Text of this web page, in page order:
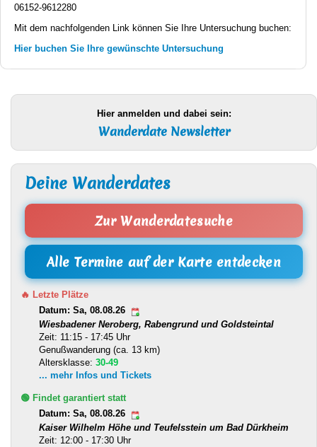
06152-9612280
Mit dem nachfolgenden Link können Sie Ihre Untersuchung buchen:
Hier buchen Sie Ihre gewünschte Untersuchung
Hier anmelden und dabei sein:
Wanderdate Newsletter
Deine Wanderdates
Zur Wanderdatesuche
Alle Termine auf der Karte entdecken
🔥 Letzte Plätze
Datum: Sa, 08.08.26
Wiesbadener Neroberg, Rabengrund und Goldsteintal
Zeit: 11:15 - 17:45 Uhr
Genußwanderung (ca. 13 km)
Altersklasse: 30-49
... mehr Infos und Tickets
🟢 Findet garantiert statt
Datum: Sa, 08.08.26
Kaiser Wilhelm Höhe und Teufelsstein um Bad Dürkheim
Zeit: 12:00 - 17:30 Uhr